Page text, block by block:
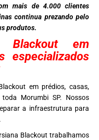
mais de 4.000 clientes
continua prezando pelo
produtos.
Blackout em
especializados
em prédios, casas,
Morumbi SP. Nossos
a infraestrutura para
Blackout trabalhamos